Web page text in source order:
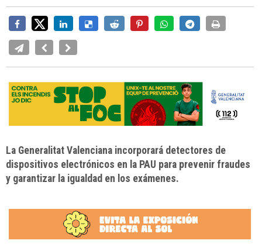
La Generalitat Valenciana incorporará detectores de
dispositivos electrónicos en la PAU para prevenir fraudes
y garantizar la igualdad en los exámenes.